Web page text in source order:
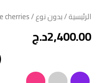
الرئيسية/بدون نوع/ Tshirt oversize cherries
2,400.00د.ج